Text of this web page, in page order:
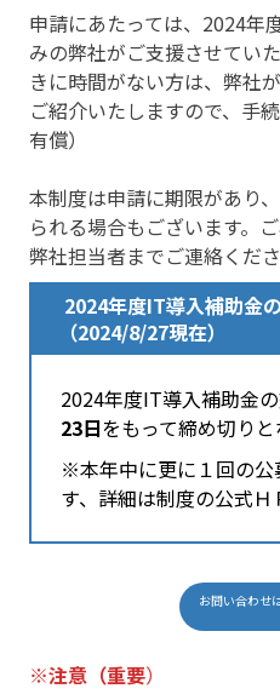
申請にあたっては、2024年
みの弊社がご支援させてい
きに時間がない方は、弊社
ご紹介いたしますので、手
有償）
本制度は申請に期限があり
られる場合もございます。
弊社担当者までご連絡くださ
2024年度IT導入補助金
（2024/8/27現在）
2024年度IT導入補助金
23日をもって締め切りと
※本年中に更に１回の公
す、詳細は制度の公式Ｈ
お問い合わせ
※注意（重要）